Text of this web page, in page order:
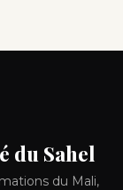
du Sahel
du Mali,